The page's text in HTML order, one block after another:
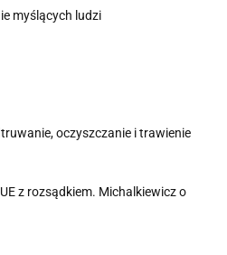
myślących ludzi
oczyszczanie i trawienie
z rozsądkiem. Michalkiewicz o